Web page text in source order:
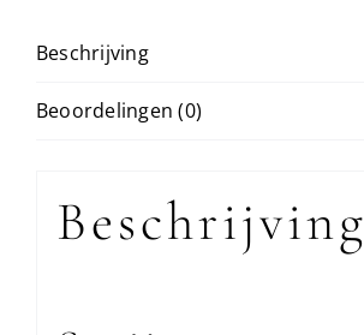
Beschrijving
Beoordelingen (0)
Beschrijving